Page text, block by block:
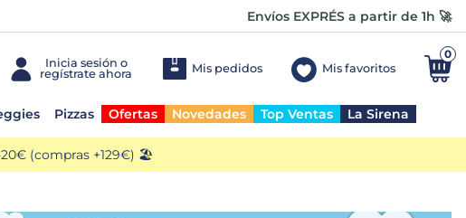
Envíos EXPRÉS a partir de 1h 🚀
Mis pedidos Mis favoritos
0
Pizzas Ofertas Novedades Top Ventas La Sirena
(compras +129€) 🏖️